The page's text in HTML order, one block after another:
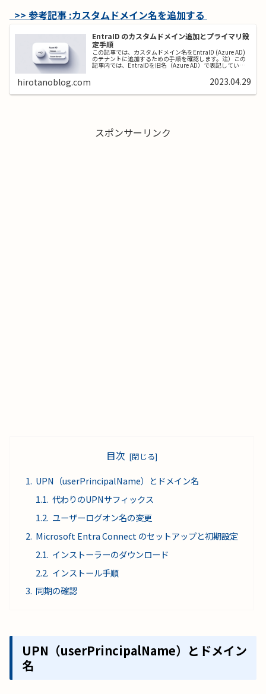
>> 参考記事 :カスタムドメイン名を追加する
EntraID のカスタムドメイン追加とプライマリ設
定手順
この記事では、カスタムドメイン名をEntraID (Azure AD)
のテナントに追加するための手順を確認します。注）この
記事内では、EntraIDを旧名（Azure AD）で表記していま
す。 Azure ADテナントは、最初に作ると「<ド...
hirotanoblog.com 2023.04.29
スポンサーリンク
目次
UPN（userPrincipalName）とドメイン名
代わりのUPNサフィックス
ユーザーログオン名の変更
Microsoft Entra Connect のセットアップと初期設定
インストーラーのダウンロード
インストール手順
同期の確認
UPN（userPrincipalName）とドメイン
名